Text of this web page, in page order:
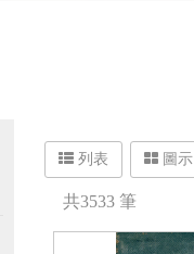
列表 圖示
共3533 筆